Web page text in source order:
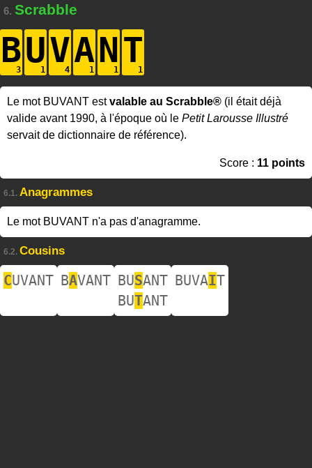
6. Scrabble
BUVANT
Le mot BUVANT estvalable au Scrabble® (il était déjà
valide avant 1990, à l'époque où le Petit Larousse Illustré
servait de dictionnaire de référence).
Score : 11 points
6.1. Anagrammes
Le mot BUVANT n'a pas d'anagramme.
6.2. Cousins
CUVANT BAVANT BUSANT
BUTANT
BUVAIT